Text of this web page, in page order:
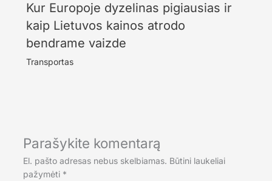
Kur Europoje dyzelinas pigiausias ir
kaip Lietuvos kainos atrodo
bendrame vaizde
Transportas
Parašykite komentarą
El. pašto adresas nebus skelbiamas. Būtini laukeliai
pažymėti *